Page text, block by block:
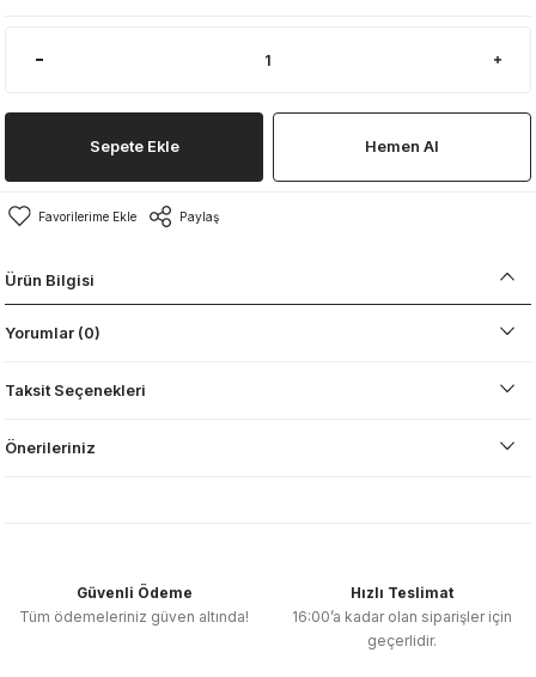
Sepete Ekle Hemen Al
Paylaş
Ürün Bilgisi
Yorumlar (0)
Taksit Seçenekleri
Önerileriniz
Güvenli Ödeme
Tüm ödemeleriniz güven altında!
Hızlı Teslimat
16:00’a kadar olan siparişler için
geçerlidir.